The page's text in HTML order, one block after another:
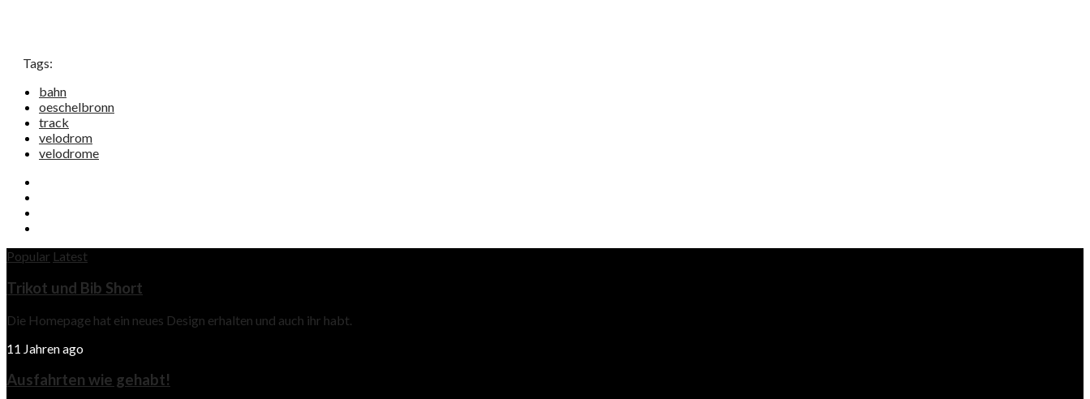
Tags:
bahn
oeschelbronn
track
velodrom
velodrome
Popular Latest
Trikot und Bib Short
Die Homepage hat ein neues Design erhalten und auch ihr habt.
11 Jahren ago
Ausfahrten wie gehabt!